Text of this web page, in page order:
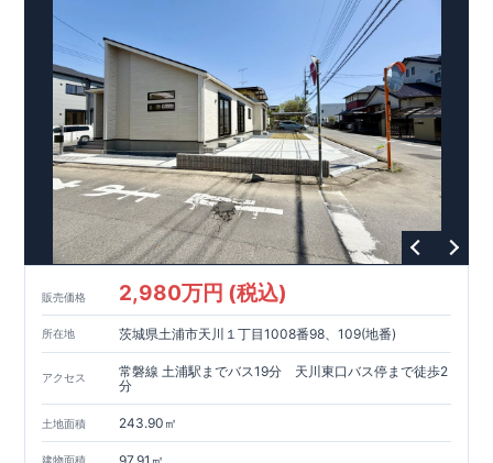
販売価格 2,980万円 (税込)
所在地 茨城県土浦市天川１丁目1008番98、109(地番)
アクセス
常磐線 土浦駅までバス19分 天川東口バス停まで徒歩2
分
土地面積 243.90㎡
建物面積